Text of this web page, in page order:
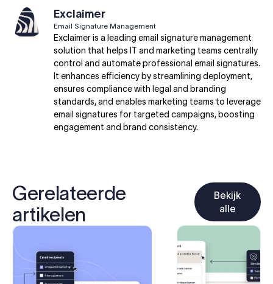
Exclaimer
Email Signature Management
Exclaimer is a leading email signature management
solution that helps IT and marketing teams centrally
control and automate professional email signatures.
It enhances efficiency by streamlining deployment,
ensures compliance with legal and branding
standards, and enables marketing teams to leverage
email signatures for targeted campaigns, boosting
engagement and brand consistency.
Gerelateerde
artikelen
Bekijk
alle